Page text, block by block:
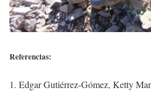
Referencias:
Edgar Gutiérrez-Gómez, Ketty